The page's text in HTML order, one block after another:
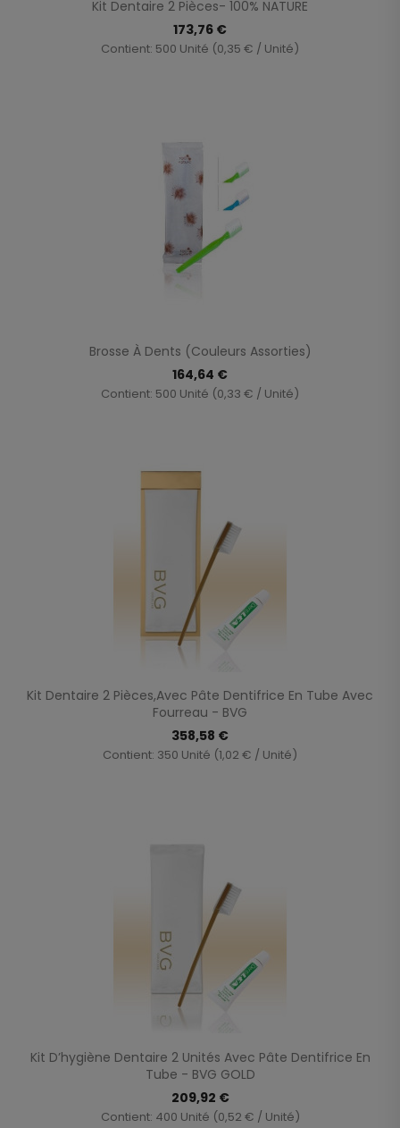
Kit Dentaire 2 Pièces- 100% NATURE
173,76 €
Contient: 500 Unité (0,35 € / Unité)
Brosse À Dents (couleurs Assorties)
164,64 €
Contient: 500 Unité (0,33 € / Unité)
Kit Dentaire 2 Pièces,avec Pâte Dentifrice En Tube Avec
Fourreau - BVG
358,58 €
Contient: 350 Unité (1,02 € / Unité)
Kit D’hygiène Dentaire 2 Unités Avec Pâte Dentifrice En
Tube - BVG GOLD
209,92 €
Contient: 400 Unité (0,52 € / Unité)